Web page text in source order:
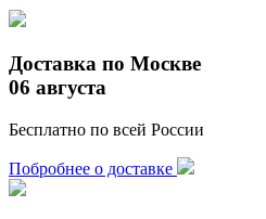
Доставка по Москве
06 августа
Бесплатно по всей России
Побробнее о доставке